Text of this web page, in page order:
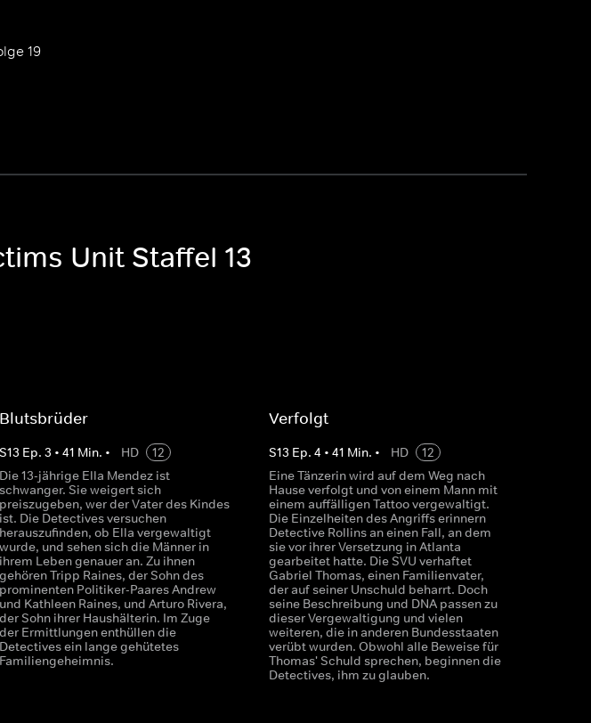
19
Unit Staffel 13
Blutsbrüder
S13 Ep. 3 • 41 Min. • HD
12
Die 13-jährige Ella Mendez ist
schwanger. Sie weigert sich
preiszugeben, wer der Vater des Kindes
ist. Die Detectives versuchen
herauszufinden, ob Ella vergewaltigt
wurde, und sehen sich die Männer in
ihrem Leben genauer an. Zu ihnen
gehören Tripp Raines, der Sohn des
prominenten Politiker-Paares Andrew
und Kathleen Raines, und Arturo Rivera,
der Sohn ihrer Haushälterin. Im Zuge
der Ermittlungen enthüllen die
Detectives ein lange gehütetes
Familiengeheimnis.
Verfolgt
S13 Ep. 4 • 41 Min. • HD
12
Eine Tänzerin wird auf dem Weg nach
Hause verfolgt und von einem Mann mit
einem auffälligen Tattoo vergewaltigt.
Die Einzelheiten des Angriffs erinnern
Detective Rollins an einen Fall, an dem
sie vor ihrer Versetzung in Atlanta
gearbeitet hatte. Die SVU verhaftet
Gabriel Thomas, einen Familienvater,
der auf seiner Unschuld beharrt. Doch
seine Beschreibung und DNA passen zu
dieser Vergewaltigung und vielen
weiteren, die in anderen Bundesstaaten
verübt wurden. Obwohl alle Beweise für
Thomas' Schuld sprechen, beginnen die
Detectives, ihm zu glauben.